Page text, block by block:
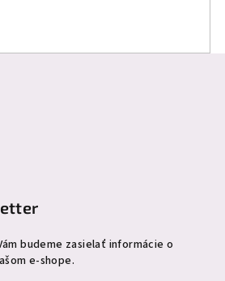
budeme zasielať informácie o
e-shope.